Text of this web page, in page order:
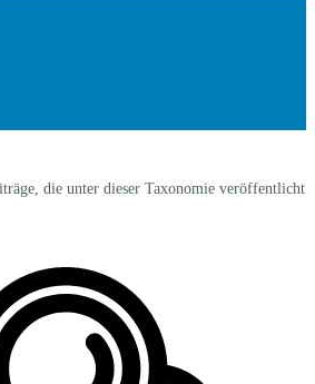
die unter dieser Taxonomie veröffentlicht